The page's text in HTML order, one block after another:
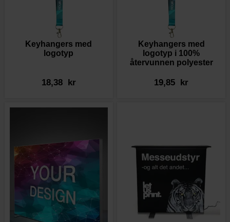
Keyhangers med
logotyp
18,38 kr
Keyhangers med
logotyp i 100%
återvunnen polyester
19,85 kr